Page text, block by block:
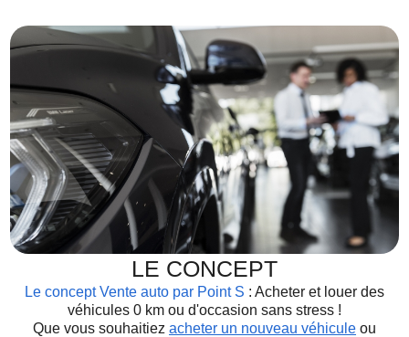
LE CONCEPT
Le concept Vente auto par Point S : Acheter et louer des
véhicules 0 km ou d'occasion sans stress !
Que vous souhaitiez acheter un nouveau véhicule ou